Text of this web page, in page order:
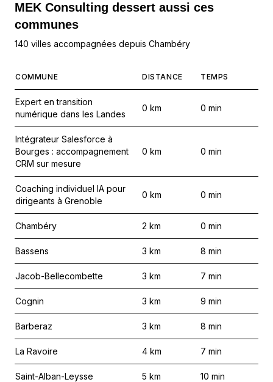
MEK Consulting dessert aussi ces
communes
140 villes accompagnées depuis Chambéry
COMMUNE DISTANCE TEMPS
Expert en transition
numérique dans les Landes
0 km 0 min
Intégrateur Salesforce à
Bourges : accompagnement
CRM sur mesure
0 km 0 min
Coaching individuel IA pour
dirigeants à Grenoble
0 km 0 min
Chambéry 2 km 0 min
Bassens 3 km 8 min
Jacob-Bellecombette 3 km 7 min
Cognin 3 km 9 min
Barberaz 3 km 8 min
La Ravoire 4 km 7 min
Saint-Alban-Leysse 5 km 10 min